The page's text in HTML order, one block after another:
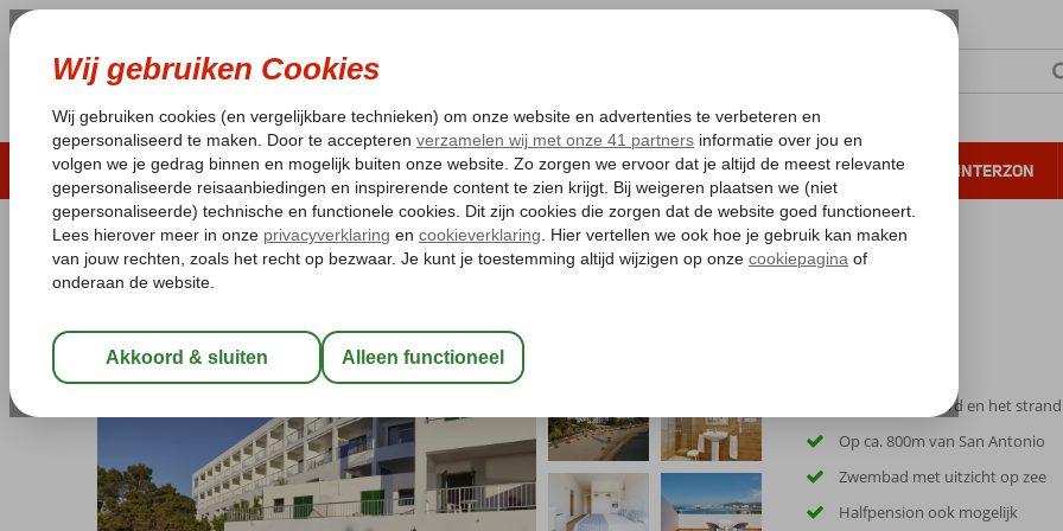
LAST MINUTE ZOMER 2026 ZONVAKANTIE VERRE REIZEN ALL INCLUSIVE WINTERZON
Pakketgarantie Laagsteprijsgarantie* Gratis annuleren*
Home
Spanje Balearen
Ses Savines Hotel
Logies-Hotel
Aan de boulevard en het strand
Op ca. 800m van San Antonio
Zwembad met uitzicht op zee
Halfpension ook mogelijk